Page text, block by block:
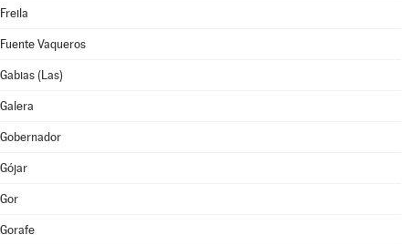
Freila
Fuente Vaqueros
Gabias (Las)
Galera
Gobernador
Gójar
Gor
Gorafe